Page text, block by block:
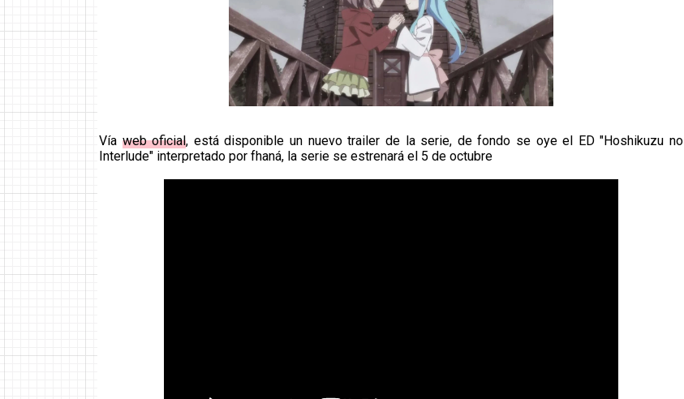
Vía web oficial, está disponible un nuevo trailer de la serie, de fondo se oye el ED "Hoshikuzu no
Interlude" interpretado por fhaná, la serie se estrenará el 5 de octubre